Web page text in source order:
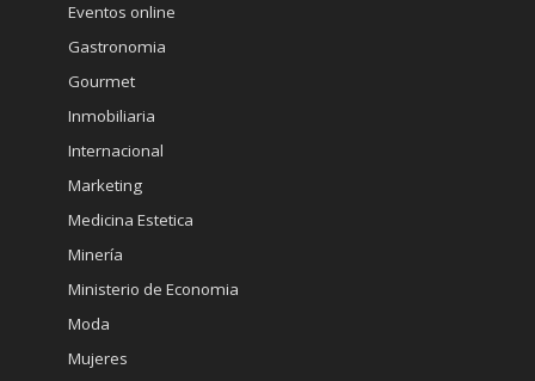
Eventos online
Gastronomia
Gourmet
Inmobiliaria
Internacional
Marketing
Medicina Estetica
Minería
Ministerio de Economia
Moda
Mujeres